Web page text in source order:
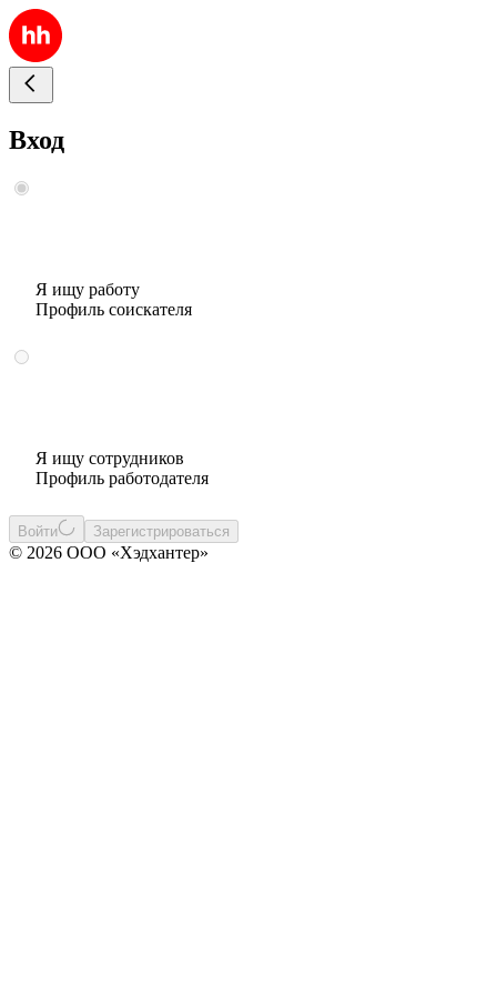
Вход
Я ищу работу
Профиль соискателя
Я ищу сотрудников
Профиль работодателя
Войти Зарегистрироваться
© 2026 ООО «Хэдхантер»